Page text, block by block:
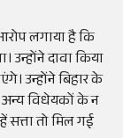
लगाया है कि
उन्होंने दावा किया
उन्होंने बिहार के
विधेयकों के न
तो मिल गई